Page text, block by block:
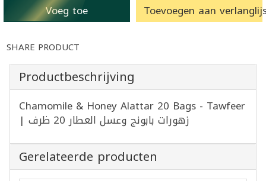
Voeg toe Toevoegen aan
SHARE PRODUCT
Productbeschrijving
Chamomile & Honey Alattar 20 Bags - Tawfeer
| زهورات بابونج وعسل العطار 20 ظرف
Gerelateerde producten